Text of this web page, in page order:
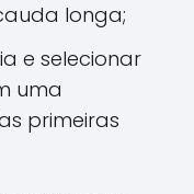
longa;
e selecionar
uma
primeiras